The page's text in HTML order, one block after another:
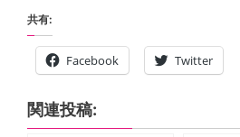
共有:
Facebook Twitter
関連投稿: